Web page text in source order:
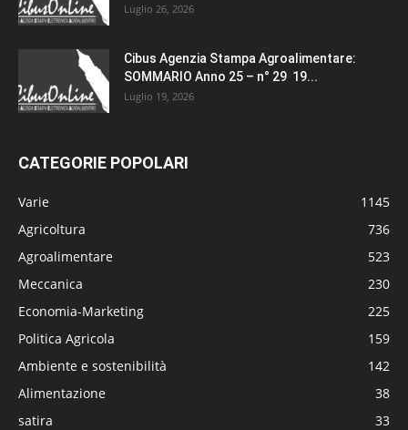
Luglio 26, 2026
Cibus Agenzia Stampa Agroalimentare:
SOMMARIO Anno 25 – n° 29 19...
Luglio 19, 2026
CATEGORIE POPOLARI
Varie
1145
Agricoltura
736
Agroalimentare
523
Meccanica
230
Economia-Marketing
225
Politica Agricola
159
Ambiente e sostenibilità
142
Alimentazione
38
satira
33